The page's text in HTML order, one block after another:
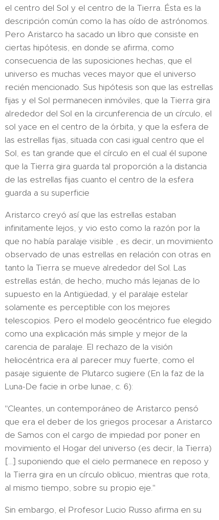
el centro del Sol y el centro de la Tierra. Ésta es la
descripción común como la has oído de astrónomos.
Pero Aristarco ha sacado un libro que consiste en
ciertas hipótesis, en donde se afirma, como
consecuencia de las suposiciones hechas, que el
universo es muchas veces mayor que el universo
recién mencionado. Sus hipótesis son que las estrellas
fijas y el Sol permanecen inmóviles, que la Tierra gira
alrededor del Sol en la circunferencia de un círculo, el
sol yace en el centro de la órbita, y que la esfera de
las estrellas fijas, situada con casi igual centro que el
Sol, es tan grande que el círculo en el cual él supone
que la Tierra gira guarda tal proporción a la distancia
de las estrellas fijas cuanto el centro de la esfera
guarda a su superficie
Aristarco creyó así que las estrellas estaban
infinitamente lejos, y vio esto como la razón por la
que no había paralaje visible , es decir, un movimiento
observado de unas estrellas en relación con otras en
tanto la Tierra se mueve alrededor del Sol. Las
estrellas están, de hecho, mucho más lejanas de lo
supuesto en la Antigüedad, y el paralaje estelar
solamente es perceptible con los mejores
telescopios. Pero el modelo geocéntrico fue elegido
como una explicación más simple y mejor de la
carencia de paralaje. El rechazo de la visión
heliocéntrica era al parecer muy fuerte, como el
pasaje siguiente de Plutarco sugiere (En la faz de la
Luna-De facie in orbe lunae, c. 6):
"Cleantes, un contemporáneo de Aristarco pensó
que era el deber de los griegos procesar a Aristarco
de Samos con el cargo de impiedad por poner en
movimiento el Hogar del universo (es decir, la Tierra)
[...] suponiendo que el cielo permanece en reposo y
la Tierra gira en un círculo oblicuo, mientras que rota,
al mismo tiempo, sobre su propio eje."
Sin embargo, el Profesor Lucio Russo afirma en su